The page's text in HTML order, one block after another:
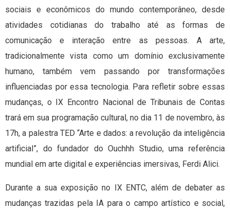
sociais e econômicos do mundo contemporâneo, desde
atividades cotidianas do trabalho até as formas de
comunicação e interação entre as pessoas. A arte,
tradicionalmente vista como um domínio exclusivamente
humano, também vem passando por transformações
influenciadas por essa tecnologia. Para refletir sobre essas
mudanças, o IX Encontro Nacional de Tribunais de Contas
trará em sua programação cultural, no dia 11 de novembro, às
17h, a palestra TED “Arte e dados: a revolução da inteligência
artificial”, do fundador do Ouchhh Studio, uma referência
mundial em arte digital e experiências imersivas, Ferdi Alici.
Durante a sua exposição no IX ENTC, além de debater as
mudanças trazidas pela IA para o campo artístico e social,